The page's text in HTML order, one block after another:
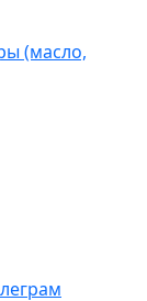
(масло,